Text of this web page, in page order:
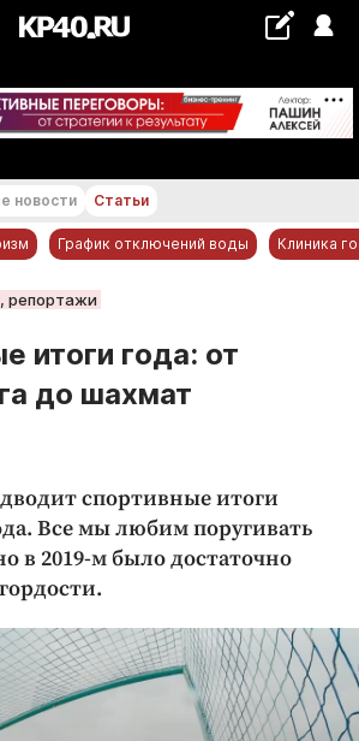
+29...+30 °С
и ЖКХ
новости Статьи
График отключений воды Клиника
репортажи
итоги года: от
до шахмат
спортивные итоги
Все мы любим поругивать
в 2019-м было достаточно